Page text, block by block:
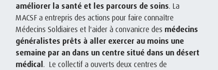
améliorer la santé et les parcours de soins. La
MACSF a entrepris des actions pour faire connaître
Médecins Soldiaires et l'aider à convanicre des médecins
généralistes prêts à aller exercer au moins une
semaine par an dans un centre situé dans un désert
médical. Le collectif a ouverts deux centres de